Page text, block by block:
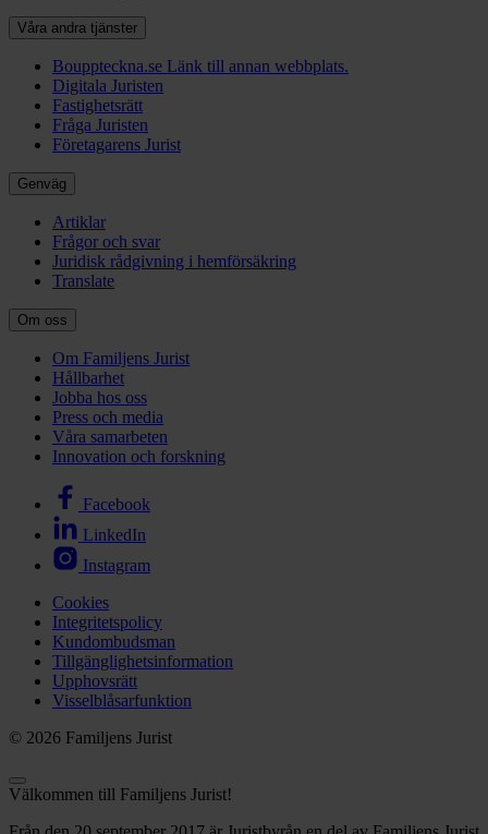
Våra andra tjänster
Bouppteckna.se Länk till annan webbplats.
Digitala Juristen
Fastighetsrätt
Fråga Juristen
Företagarens Jurist
Genväg
Artiklar
Frågor och svar
Juridisk rådgivning i hemförsäkring
Translate
Om oss
Om Familjens Jurist
Hållbarhet
Jobba hos oss
Press och media
Våra samarbeten
Innovation och forskning
Facebook
LinkedIn
Instagram
Cookies
Integritetspolicy
Kundombudsman
Tillgänglighetsinformation
Upphovsrätt
Visselblåsarfunktion
© 2026 Familjens Jurist
Välkommen till Familjens Jurist!